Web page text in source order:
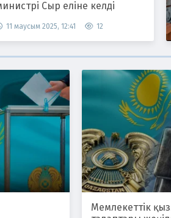
Сыр еліне келді
11 маусым 2025, 12:41 12
Мемлекеттік